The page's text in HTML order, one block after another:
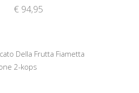
€94,95
TOEVOEGEN AAN
WINKELWAGEN